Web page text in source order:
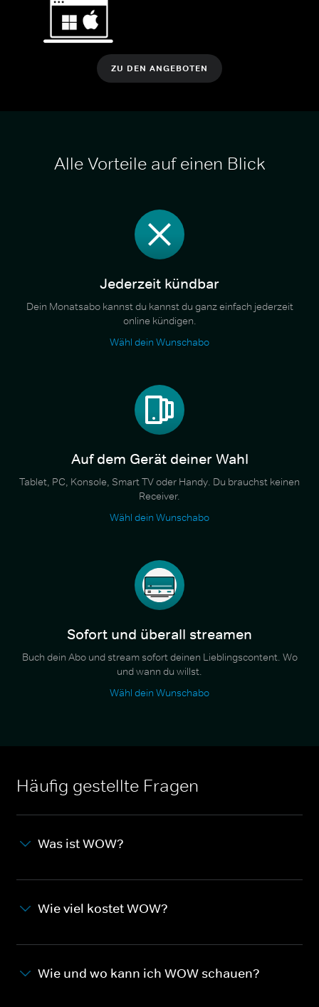
ZU DEN ANGEBOTEN
Alle Vorteile auf einen Blick
Jederzeit kündbar
Dein Monatsabo kannst du kannst du ganz einfach jederzeit
online kündigen.
Wähl dein Wunschabo
Auf dem Gerät deiner Wahl
Tablet, PC, Konsole, Smart TV oder Handy. Du brauchst keinen
Receiver.
Wähl dein Wunschabo
Sofort und überall streamen
Buch dein Abo und stream sofort deinen Lieblingscontent. Wo
und wann du willst.
Wähl dein Wunschabo
Häufig gestellte Fragen
Was ist WOW?
Wie viel kostet WOW?
Wie und wo kann ich WOW schauen?